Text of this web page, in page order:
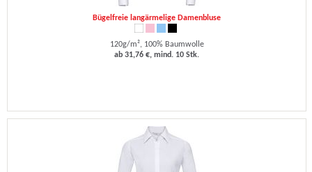
Bügelfreie langärmelige Damenbluse
120g/m², 100% Baumwolle
ab 31,76 €, mind. 10 Stk.